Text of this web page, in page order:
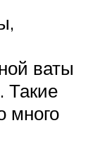
ваты
Такие
много